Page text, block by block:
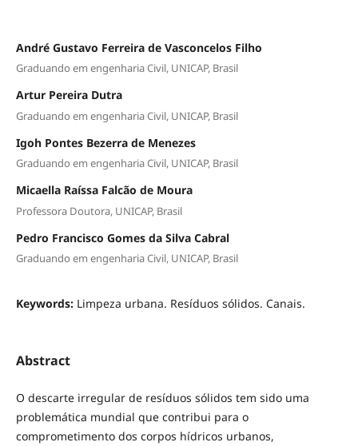
André Gustavo Ferreira de Vasconcelos Filho
Graduando em engenharia Civil, UNICAP, Brasil
Artur Pereira Dutra
Graduando em engenharia Civil, UNICAP, Brasil
Igoh Pontes Bezerra de Menezes
Graduando em engenharia Civil, UNICAP, Brasil
Micaella Raíssa Falcão de Moura
Professora Doutora, UNICAP, Brasil
Pedro Francisco Gomes da Silva Cabral
Graduando em engenharia Civil, UNICAP, Brasil
Keywords: Limpeza urbana. Resíduos sólidos. Canais.
Abstract
O descarte irregular de resíduos sólidos tem sido uma
problemática mundial que contribui para o
comprometimento dos corpos hídricos urbanos,